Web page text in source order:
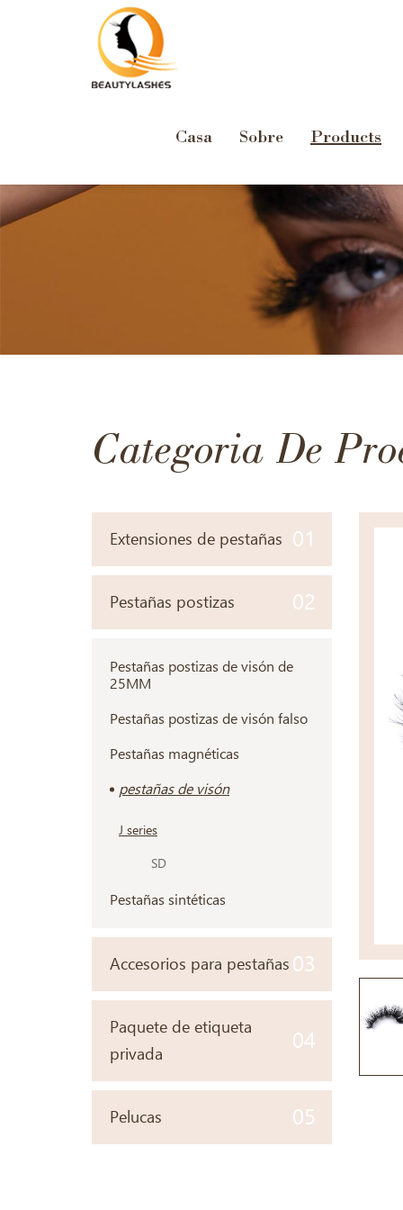
Casa Sobre Products
Categoria De
Extensiones de pestañas 01
Pestañas postizas 02
Pestañas postizas de visón de
25MM
Pestañas postizas de visón falso
Pestañas magnéticas
pestañas de visón
J series
SD
Pestañas sintéticas
Accesorios para pestañas 03
Paquete de etiqueta
privada
04
Pelucas 05